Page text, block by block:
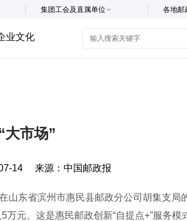
各地邮
集团工会及直属单位
业文化
大市场”
14 来源： 中国邮政报
东省滨州市惠民县邮政分公司胡集支局
万元。这是惠民邮政创新“自提点+”服务模